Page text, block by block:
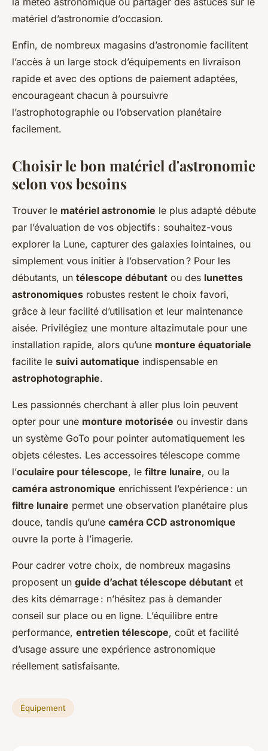
matériel d’astronomie d’occasion.
Enfin, de nombreux magasins d’astronomie facilitent
l’accès à un large stock d’équipements en livraison
rapide et avec des options de paiement adaptées,
encourageant chacun à poursuivre
l’astrophotographie ou l’observation planétaire
facilement.
Choisir le bon matériel d'astronomie
selon vos besoins
Trouver le matériel astronomie le plus adapté débute
par l’évaluation de vos objectifs : souhaitez-vous
explorer la Lune, capturer des galaxies lointaines, ou
simplement vous initier à l’observation ? Pour les
débutants, un télescope débutant ou des lunettes
astronomiques robustes restent le choix favori,
grâce à leur facilité d’utilisation et leur maintenance
aisée. Privilégiez une monture altazimutale pour une
installation rapide, alors qu’une monture équatoriale
facilite le suivi automatique indispensable en
astrophotographie.
Les passionnés cherchant à aller plus loin peuvent
opter pour une monture motorisée ou investir dans
un système GoTo pour pointer automatiquement les
objets célestes. Les accessoires télescope comme
l’oculaire pour télescope, le filtre lunaire, ou la
caméra astronomique enrichissent l’expérience : un
filtre lunaire permet une observation planétaire plus
douce, tandis qu’une caméra CCD astronomique
ouvre la porte à l’imagerie.
Pour cadrer votre choix, de nombreux magasins
proposent un guide d’achat télescope débutant et
des kits démarrage : n’hésitez pas à demander
conseil sur place ou en ligne. L’équilibre entre
performance, entretien télescope, coût et facilité
d’usage assure une expérience astronomique
réellement satisfaisante.
Équipement